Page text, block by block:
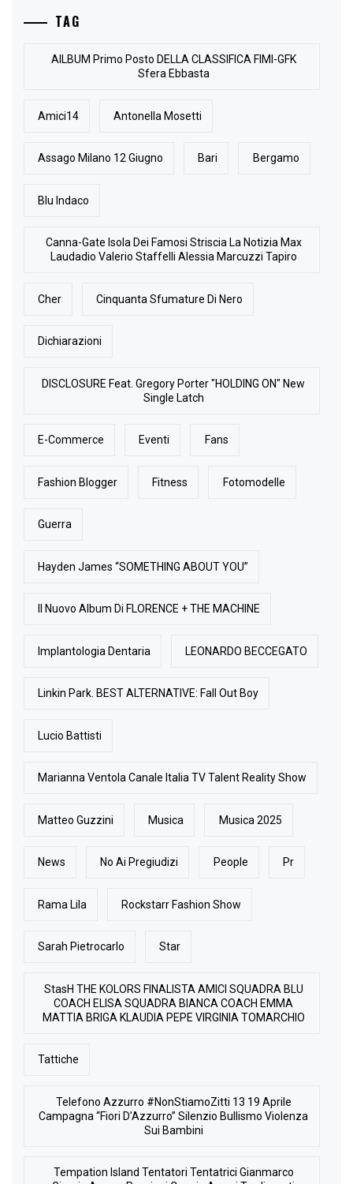
TAG
AlLBUM Primo Posto DELLA CLASSIFICA FIMI-GFK
Sfera Ebbasta
Amici14 Antonella Mosetti
Assago Milano 12 Giugno Bari Bergamo
Blu Indaco
Canna-Gate Isola Dei Famosi Striscia La Notizia Max
Laudadio Valerio Staffelli Alessia Marcuzzi Tapiro
Cher Cinquanta Sfumature Di Nero
Dichiarazioni
DISCLOSURE Feat. Gregory Porter "HOLDING ON" New
Single Latch
E-Commerce Eventi Fans
Fashion Blogger Fitness Fotomodelle
Guerra
Hayden James “SOMETHING ABOUT YOU”
Il Nuovo Album Di FLORENCE + THE MACHINE
Implantologia Dentaria LEONARDO BECCEGATO
Linkin Park. BEST ALTERNATIVE: Fall Out Boy
Lucio Battisti
Marianna Ventola Canale Italia TV Talent Reality Show
Matteo Guzzini Musica Musica 2025
News No Ai Pregiudizi People Pr
Rama Lila Rockstarr Fashion Show
Sarah Pietrocarlo Star
StasH THE KOLORS FINALISTA AMICI SQUADRA BLU
COACH ELISA SQUADRA BIANCA COACH EMMA
MATTIA BRIGA KLAUDIA PEPE VIRGINIA TOMARCHIO
Tattiche
Telefono Azzurro #NonStiamoZitti 13 19 Aprile
Campagna “Fiori D’Azzurro” Silenzio Bullismo Violenza
Sui Bambini
Tempation Island Tentatori Tentatrici Gianmarco